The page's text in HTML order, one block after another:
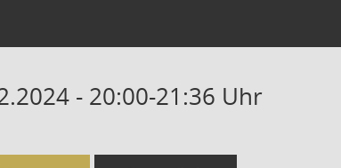
- 20:00-21:36 Uhr